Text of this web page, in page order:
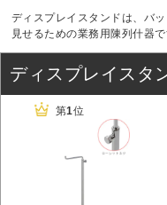
ディスプレイスタンドは、バ
見せるための業務用陳列什器で
ディスプレイスタ
第1位